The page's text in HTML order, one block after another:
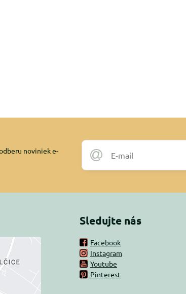
noviniek e-
je
Sledujte nás
Facebook
Instagram
Youtube
Pinterest